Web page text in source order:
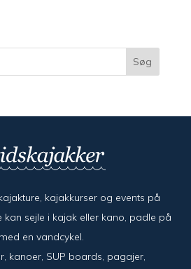
Søg
kajak­kurser og events på
kan sejle i kajak eller kano, padle på
en vand­cykel.
kanoer, SUP boards, pagajer,